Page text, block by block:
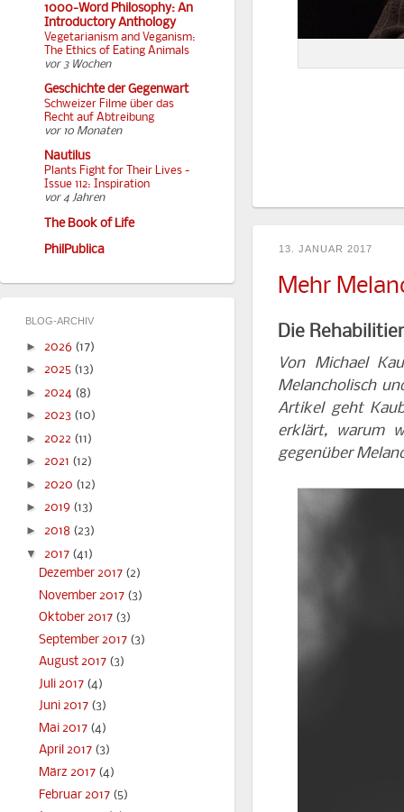
13. JANUAR 2017
Mehr
Die
Von Michael
Melancholisch
Artikel geht
erklärt, warum
gegenüber
1000-Word Philosophy: An
Introductory Anthology
Vegetarianism and Veganism:
The Ethics of Eating Animals
vor 3 Wochen
Geschichte der Gegenwart
Schweizer Filme über das
Recht auf Abtreibung
vor 10 Monaten
Nautilus
Plants Fight for Their Lives -
Issue 112: Inspiration
vor 4 Jahren
The Book of Life
PhilPublica
BLOG-ARCHIV
► 2026 (17)
► 2025 (13)
► 2024 (8)
► 2023 (10)
► 2022 (11)
► 2021 (12)
► 2020 (12)
► 2019 (13)
► 2018 (23)
▼ 2017 (41)
Dezember 2017 (2)
November 2017 (3)
Oktober 2017 (3)
September 2017 (3)
August 2017 (3)
Juli 2017 (4)
Juni 2017 (3)
Mai 2017 (4)
April 2017 (3)
März 2017 (4)
Februar 2017 (5)